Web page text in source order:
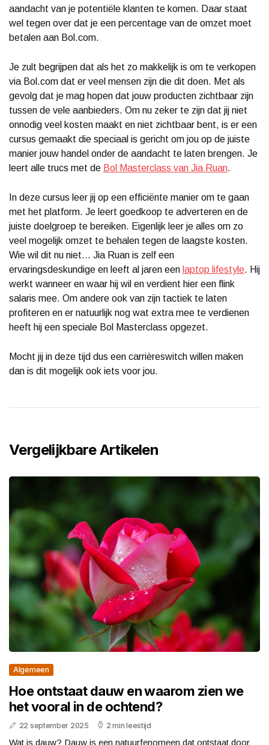
aandacht van je potentiële klanten te komen. Daar staat
wel tegen over dat je een percentage van de omzet moet
betalen aan Bol.com.
Je zult begrijpen dat als het zo makkelijk is om te verkopen
via Bol.com dat er veel mensen zijn die dit doen. Met als
gevolg dat je mag hopen dat jouw producten zichtbaar zijn
tussen de vele aanbieders. Om nu zeker te zijn dat jij niet
onnodig veel kosten maakt en niet zichtbaar bent, is er een
cursus gemaakt die speciaal is gericht om jou op de juiste
manier jouw handel onder de aandacht te laten brengen. Je
leert alle trucs met de Bol Masterclass van Jia Ruan.
In deze cursus leer jij op een efficiënte manier om te gaan
met het platform. Je leert goedkoop te adverteren en de
juiste doelgroep te bereiken. Eigenlijk leer je alles om zo
veel mogelijk omzet te behalen tegen de laagste kosten.
Wie wil dit nu niet... Jia Ruan is zelf een
ervaringsdeskundige en leeft al jaren een laptop lifestyle. Hij
werkt wanneer en waar hij wil en verdient hier een flink
salaris mee. Om andere ook van zijn tactiek te laten
profiteren en er natuurlijk nog wat extra mee te verdienen
heeft hij een speciale Bol Masterclass opgezet.
Mocht jij in deze tijd dus een carrièreswitch willen maken
dan is dit mogelijk ook iets voor jou.
Vergelijkbare Artikelen
Algemeen
Hoe ontstaat dauw en waarom zien we
het vooral in de ochtend?
22 september 2025 2 min leestijd
Wat is dauw? Dauw is een natuurfenomeen dat ontstaat door